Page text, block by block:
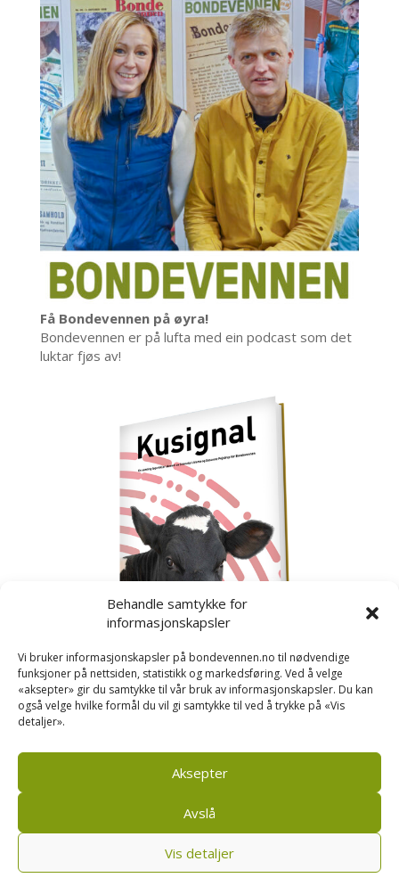
Behandle samtykke for
informasjonskapsler
Vi bruker informasjonskapsler på bondevennen.no til nødvendige
funksjoner på nettsiden, statistikk og markedsføring. Ved å velge
«aksepter» gir du samtykke til vår bruk av informasjonskapsler. Du kan
også velge hvilke formål du vil gi samtykke til ved å trykke på «Vis
detaljer».
Aksepter
Avslå
Vis detaljer
Få Bondevennen på øyra!
Bondevennen er på lufta med ein podcast som det
luktar fjøs av!
Kusignal
om kusignal i eit eige hefte.
Bondevennen AS, Pb 208, sentrum, 4001 Stavanger